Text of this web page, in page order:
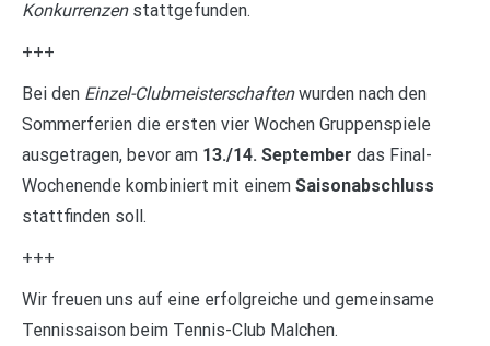
Konkurrenzenstattgefunden.
+++
Bei den Einzel-Clubmeisterschaftenwurden nach den
Sommerferien die ersten vier Wochen Gruppenspiele
ausgetragen, bevor am 13./14. September das Final-
Wochenende kombiniert mit einem Saisonabschluss
stattfinden soll.
+++
Wir freuen uns auf eine erfolgreiche und gemeinsame
Tennissaison beim Tennis-Club Malchen.